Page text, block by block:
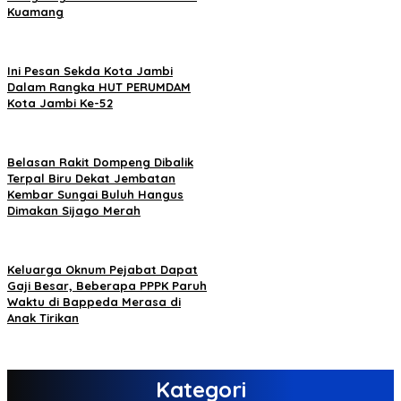
Kuamang
Ini Pesan Sekda Kota Jambi
Dalam Rangka HUT PERUMDAM
Kota Jambi Ke-52
Belasan Rakit Dompeng Dibalik
Terpal Biru Dekat Jembatan
Kembar Sungai Buluh Hangus
Dimakan Sijago Merah
Keluarga Oknum Pejabat Dapat
Gaji Besar, Beberapa PPPK Paruh
Waktu di Bappeda Merasa di
Anak Tirikan
Kategori